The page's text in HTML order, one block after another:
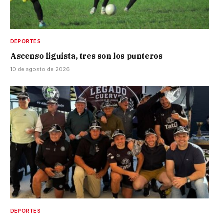
DEPORTES
Ascenso liguista, tres son los punteros
10 de agosto de 2026
DEPORTES